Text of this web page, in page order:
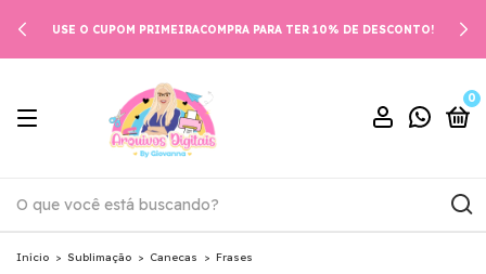
USE O CUPOM PRIMEIRACOMPRA PARA TER 10% DE DESCONTO!
0
Início > Sublimação > Canecas > Frases